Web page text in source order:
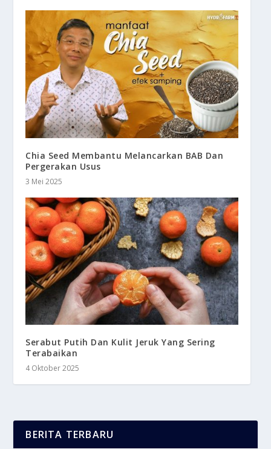
Chia Seed Membantu Melancarkan BAB Dan
Pergerakan Usus
3 Mei 2025
Serabut Putih Dan Kulit Jeruk Yang Sering
Terabaikan
4 Oktober 2025
BERITA TERBARU